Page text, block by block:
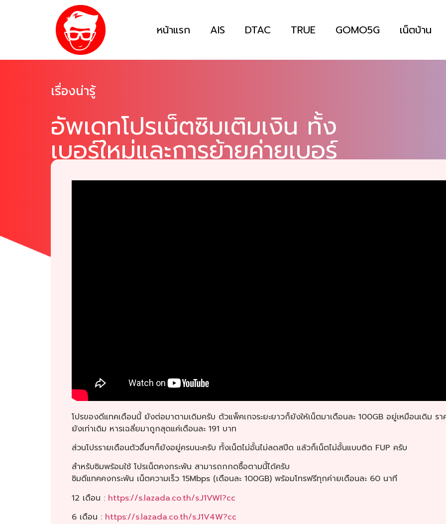
หน้าแรก AIS DTAC TRUE GOMO5G เน็ตบ้าน
เรื่องน่ารู้
อัพเดทโปรเน็ตซิมเติมเงิน ทั้ง
เบอร์ใหม่และการย้ายค่ายเบอร์
เดิม ดีแทค
โปรของดีแทคเดือนนี้ ยังต่อมาตามเดิมครับ ตัวแพ็คเกจระยะยาวก็ยังให้เน็ตมาเดือนละ 100GB อยู่เหมือนเดิม รา
ยังเท่าเดิม หารเฉลี่ยมาถูกสุดแค่เดือนละ 191 บาท
ส่วนโปรรายเดือนตัวอื่นๆก็ยังอยู่ครบนะครับ ทั้งเน็ตไม่อั้นไม่ลดสปีด แล้วก็เน็ตไม่อั้นแบบติด FUP ครับ
สำหรับซิมพร้อมใช้ โปรเน็ตคงกระพัน สามารถกกดซื้อตามนี้ได้ครับ
ซิมดีแทคคงกระพัน เน็ตความเร็ว 15Mbps (เดือนละ 100GB) พร้อมโทรฟรีทุกค่ายเดือนละ 60 นาที
12 เดือน : https://s.lazada.co.th/s.J1VWl?cc
6 เดือน : https://s.lazada.co.th/s.J1V4W?cc